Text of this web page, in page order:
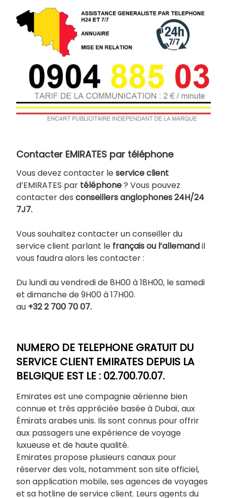
Contacter EMIRATES par téléphone
Vous devez contacter leservice client
d’EMIRATES par téléphone? Vous pouvez
contacter des conseillers anglophones 24H/24
7J7.
Vous souhaitez contacter un conseiller du
service client parlant le français ou l’allemandil
vous faudra alors les contacter :
Du lundi au vendredi de 8H00 à 18H00, le samedi
et dimanche de 9H00 à 17H00.
au +32 2 700 70 07.
NUMERO DE TELEPHONE GRATUIT DU
SERVICE CLIENT EMIRATES DEPUIS LA
BELGIQUE EST LE : 02.700.70.07.
Emirates est une compagnie aérienne bien
connue et très appréciée basée à Dubaï, aux
Émirats arabes unis. Ils sont connus pour offrir
aux passagers une expérience de voyage
luxueuse et de haute qualité.
Emirates propose plusieurs canaux pour
réserver des vols, notamment son site officiel,
son application mobile, ses agences de voyages
et sa hotline de service client. Leurs agents du